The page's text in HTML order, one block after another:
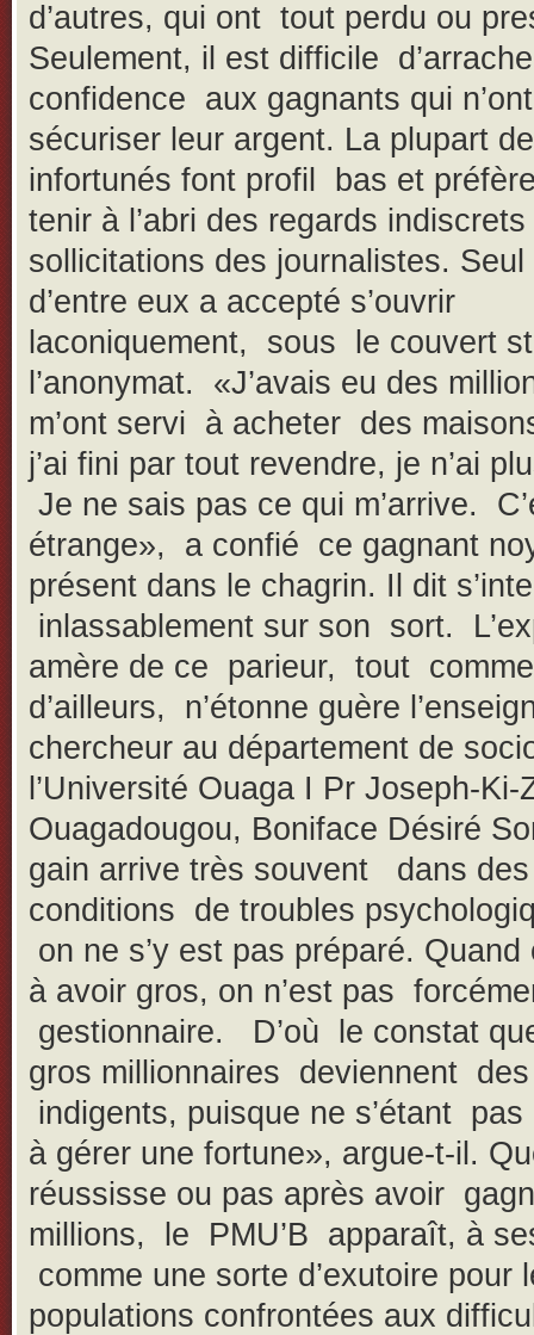
d’autres, qui ont tout perdu ou
Seulement, il est difficile
confidence aux gagnants qui
sécuriser leur argent. La plupart
infortunés font profil bas et
tenir à l’abri des regards
sollicitations des journalistes. Seul
d’entre eux a accepté s’ouvrir
laconiquement, sous le couvert
l’anonymat. «J’avais eu des
m’ont servi à acheter des
j’ai fini par tout revendre, je n’ai
Je ne sais pas ce qui m’arrive.
étrange», a confié ce gagnant
présent dans le chagrin. Il dit
inlassablement sur son sort.
amère de ce parieur, tout comme
d’ailleurs, n’étonne guère
chercheur au département de
l’Université Ouaga I Pr Joseph-Ki-
Ouagadougou, Boniface Désiré
gain arrive très souvent dans des
conditions de troubles
on ne s’y est pas préparé. Quand
à avoir gros, on n’est pas
gestionnaire. D’où le constat
gros millionnaires deviennent des
indigents, puisque ne s’étant
à gérer une fortune», argue-t-il.
réussisse ou pas après avoir
millions, le PMU’B apparaît, à
comme une sorte d’exutoire pour
populations confrontées aux